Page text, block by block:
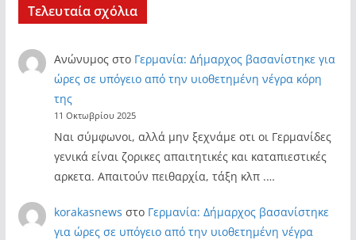
Τελευταία σχόλια
Ανώνυμος στο Γερμανία: Δήμαρχος βασανίστηκε για
ώρες σε υπόγειο από την υιοθετημένη νέγρα κόρη
της
11 Οκτωβρίου 2025
Ναι σύμφωνοι, αλλά μην ξεχνάμε οτι οι Γερμανίδες
γενικά είναι ζορικες απαιτητικές και καταπιεστικές
αρκετα. Απαιτούν πειθαρχία, τάξη κλπ .…
korakasnews στο Γερμανία: Δήμαρχος βασανίστηκε
για ώρες σε υπόγειο από την υιοθετημένη νέγρα